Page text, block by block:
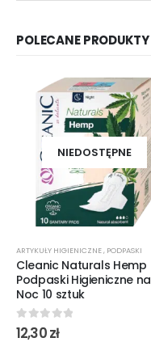
POLECANE PRODUKTY
NIEDOSTĘPNE
ARTYKUŁY HIGIENICZNE, PODPASKI
Cleanic Naturals Hemp
Podpaski Higieniczne na
Noc 10 sztuk
0out of 5
12,30zł